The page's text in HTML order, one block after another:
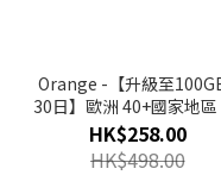
Orange -【升級至
30日】歐洲 40+國家地區
上網卡數據卡電話卡SIM咭
HK$258.00
HK$498.00